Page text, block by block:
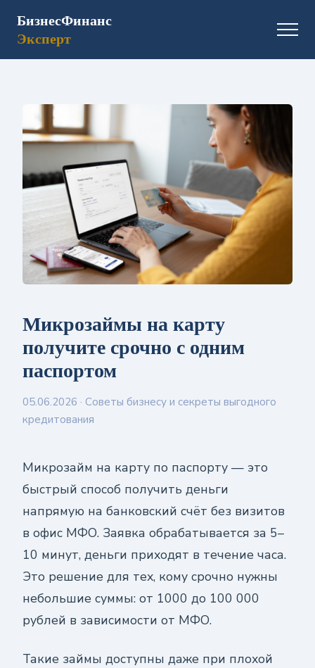
БизнесФинанс
Эксперт
Микрозаймы на карту
получите срочно с одним
паспортом
05.06.2026 · Советы бизнесу и секреты выгодного
кредитования
Микрозайм на карту по паспорту — это
быстрый способ получить деньги
напрямую на банковский счёт без визитов
в офис МФО. Заявка обрабатывается за 5–
10 минут, деньги приходят в течение часа.
Это решение для тех, кому срочно нужны
небольшие суммы: от 1000 до 100 000
рублей в зависимости от МФО.
Такие займы доступны даже при плохой